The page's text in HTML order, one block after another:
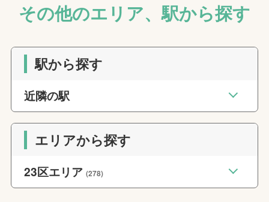
その他のエリア、駅から探す
駅から探す
近隣の駅
エリアから探す
23区エリア(278)